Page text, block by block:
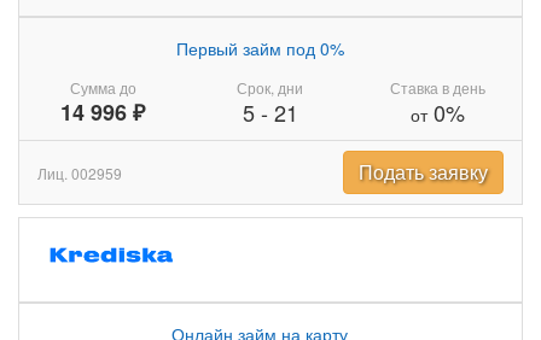
Сумма до
14 996 ₽
Первый займ под 0%
Срок, дни
5- 21
Ставка в день
от0%
Лиц. 002959 Подать заявку
Онлайн займ на карту